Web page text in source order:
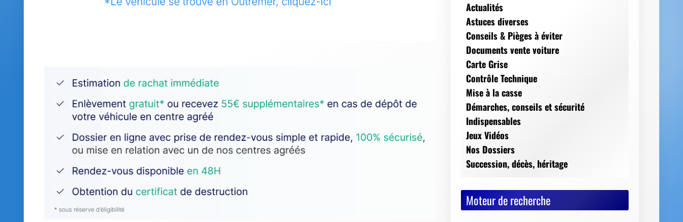
Actualités
Astuces diverses
Conseils & Pièges à éviter
Documents vente voiture
Carte Grise
Contrôle Technique
Mise à la casse
Démarches, conseils et sécurité
Indispensables
Jeux Vidéos
Nos Dossiers
Succession, décès, héritage
Moteur de recherche